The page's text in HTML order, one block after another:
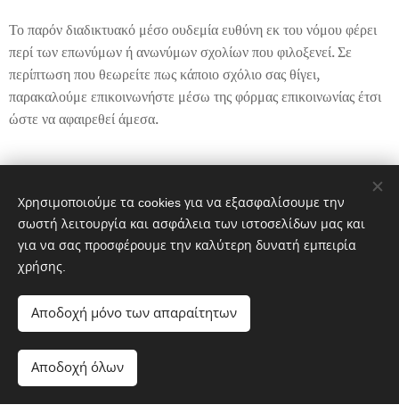
Το παρόν διαδικτυακό μέσο ουδεμία ευθύνη εκ του νόμου φέρει
περί των επωνύμων ή ανωνύμων σχολίων που φιλοξενεί. Σε
περίπτωση που θεωρείτε πως κάποιο σχόλιο σας θίγει,
παρακαλούμε επικοινωνήστε μέσω της φόρμας επικοινωνίας έτσι
ώστε να αφαιρεθεί άμεσα.
© 2017 Mylibreria.gr Διατηρούνται όλα τα δικαιώματα.
Υλοποιήθηκε από τη
Δημιουργήστε δωρεάν ιστοσελίδα!
Χρησιμοποιούμε τα cookies για να εξασφαλίσουμε την
σωστή λειτουργία και ασφάλεια των ιστοσελίδων μας και
για να σας προσφέρουμε την καλύτερη δυνατή εμπειρία
χρήσης.
Αποδοχή μόνο των απαραίτητων
Αποδοχή όλων